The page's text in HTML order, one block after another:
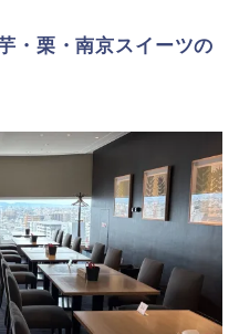
・栗・南京スイーツの